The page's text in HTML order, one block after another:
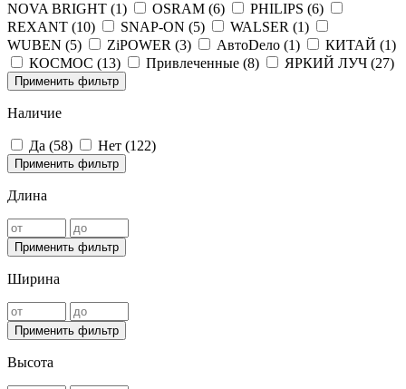
NOVA BRIGHT (1) OSRAM (6) PHILIPS (6)
REXANT (10) SNAP-ON (5) WALSER (1)
WUBEN (5) ZiPOWER (3) АвтоDело (1) КИТАЙ (1)
КОСМОС (13) Привлеченные (8) ЯРКИЙ ЛУЧ (27)
Применить фильтр
Наличие
Да (58) Нет (122)
Применить фильтр
Длина
Применить фильтр
Ширина
Применить фильтр
Высота